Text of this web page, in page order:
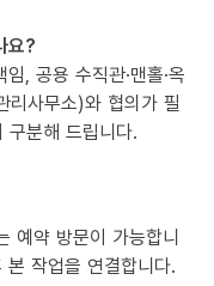
요?
, 공용 수직관·맨홀·옥
리사무소)와 협의가 필
구분해 드립니다.
예약 방문이 가능합니
작업을 연결합니다.